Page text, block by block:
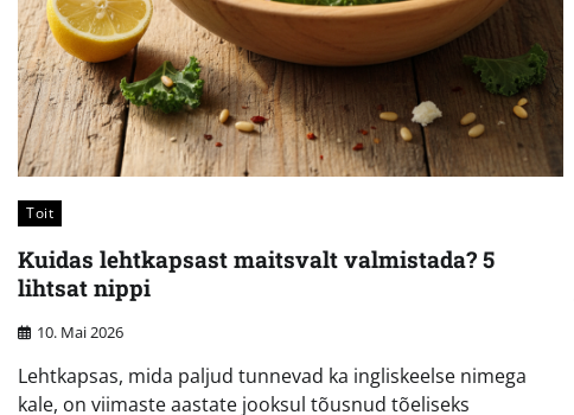
Toit
Kuidas lehtkapsast maitsvalt valmistada? 5
lihtsat nippi
10. Mai 2026
Lehtkapsas, mida paljud tunnevad ka ingliskeelse nimega
kale, on viimaste aastate jooksul tõusnud tõeliseks